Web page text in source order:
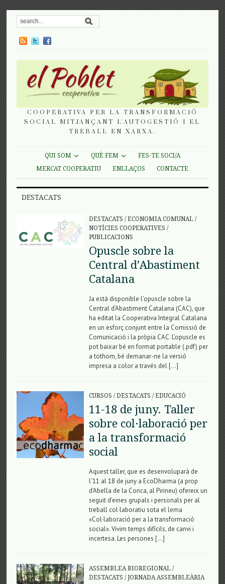
COOPERATIVA PER LA TRANSFORMACIÓ
SOCIAL MITJANÇANT L'AUTOGESTIÓ I EL
TREBALL EN XARXA.
QUI SOM QUÈ FEM
FES-TE SOCI/A
MERCAT COOPERATIU
ENLLAÇOS CONTACTE
DESTACATS
DESTACATS /ECONOMIA COMUNAL/
NOTÍCIES COOPERATIVES /
PUBLICACIONS
Opuscle sobre la
Central d’Abastiment
Catalana
Ja està disponible l’opuscle sobre la
Central d’Abastiment Catalana (CAC), que
ha editat la Cooperativa Integral Catalana
en un esforç conjunt entre la Comissió de
Comunicació i la pròpia CAC. L’opuscle es
pot baixar bé en format portable (.pdf) per
a tothom, bé demanar-ne la versió
impresa a color a través del […]
CURSOS /DESTACATS /EDUCACIÓ
11-18 de juny. Taller
sobre col·laboració per
a la transformació
social
Aquest taller, que es desenvoluparà de
l’11 al 18 de juny a EcoDharma (a prop
d’Abella de la Conca, al Pirineu) ofereix un
seguit d’eines grupals i personals per al
treball col·laboratiu sota el lema
«Col·laboració per a la transformació
social». Vivim temps difícils, de canvi i
incertesa. Les persones […]
ASSEMBLEA BIOREGIONAL/
DESTACATS /JORNADA ASSEMBLEÀRIA